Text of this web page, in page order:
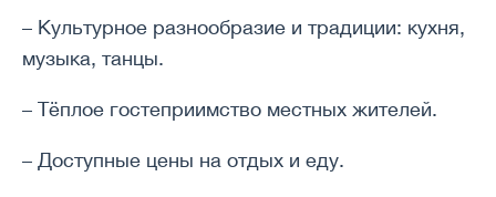
– Культурное разнообразие и традиции: кухня,
музыка, танцы.
– Тёплое гостеприимство местных жителей.
– Доступные цены на отдых и еду.